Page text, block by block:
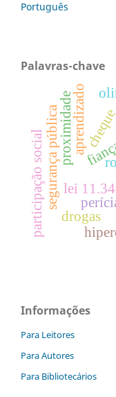
Português
Palavras-chave
lei
segurança pública
participação social
aprendizadocheque
proximidade
drogas
Informações
Para Leitores
Para Autores
Para Bibliotecários